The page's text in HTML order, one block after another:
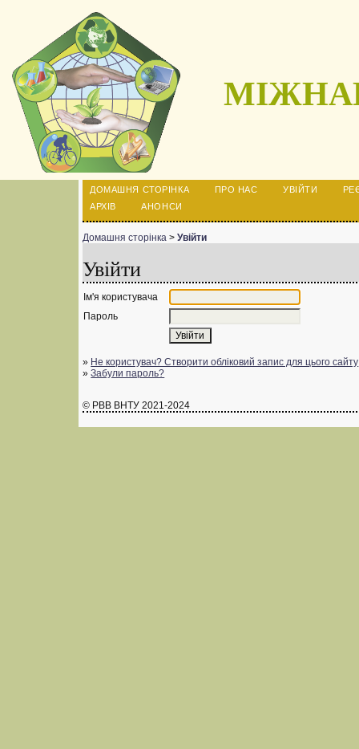
ДОМАШНЯ СТОРІНКА ПРО НАС УВІЙТИ
АРХІВ
АНОНСИ
Домашня сторінка >Увійти
Увійти
Ім'я користувача
Пароль
» Не користувач? Створити обліковий запис для цього сайту
»Забули пароль?
© РВВ ВНТУ 2021-2024